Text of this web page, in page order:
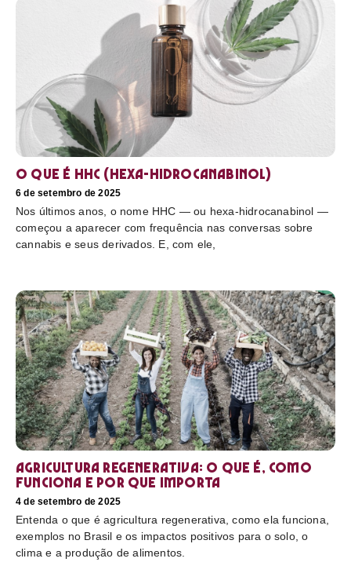
O que é HHC (hexa-hidrocanabinol)
6 de setembro de 2025
Nos últimos anos, o nome HHC — ou hexa-hidrocanabinol —
começou a aparecer com frequência nas conversas sobre
cannabis e seus derivados. E, com ele,
Agricultura regenerativa: o que é, como
funciona e por que importa
4 de setembro de 2025
Entenda o que é agricultura regenerativa, como ela funciona,
exemplos no Brasil e os impactos positivos para o solo, o
clima e a produção de alimentos.